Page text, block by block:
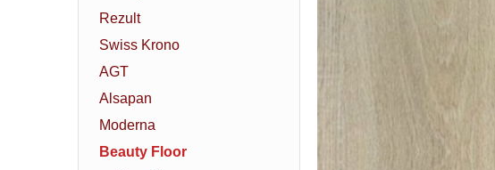
Rezult
Swiss Krono
AGT
Alsapan
Moderna
Beauty Floor